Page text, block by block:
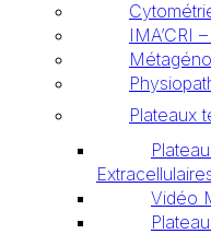
IMA’CRI
Plateaux
Vidéo